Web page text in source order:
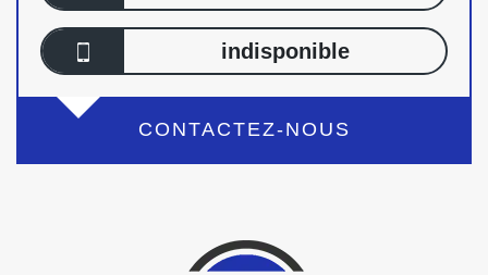
indisponible
CONTACTEZ-NOUS